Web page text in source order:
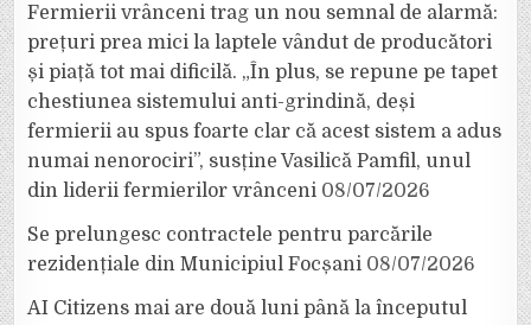
Fermierii vrânceni trag un nou semnal de alarmă:
prețuri prea mici la laptele vândut de producători
și piață tot mai dificilă. „În plus, se repune pe tapet
chestiunea sistemului anti-grindină, deși
fermierii au spus foarte clar că acest sistem a adus
numai nenorociri”, susține Vasilică Pamfil, unul
din liderii fermierilor vrânceni 08/07/2026
Se prelungesc contractele pentru parcările
rezidențiale din Municipiul Focșani 08/07/2026
AI Citizens mai are două luni până la începutul